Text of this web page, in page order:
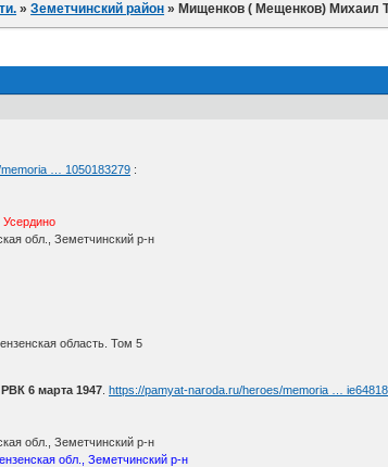
»Земетчинский район » Мищенков ( Мещенков) Михаил
… 1050183279 :
Усердино
обл., Земетчинский р-н
область. Том 5
6 марта 1947 .https://pamyat-naroda.ru/heroes/memoria …
обл., Земетчинский р-н
обл., Земетчинский р-н